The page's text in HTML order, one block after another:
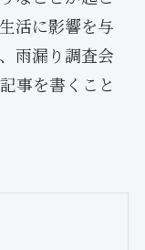
活に影響を与
雨漏り調査会
事を書くこと